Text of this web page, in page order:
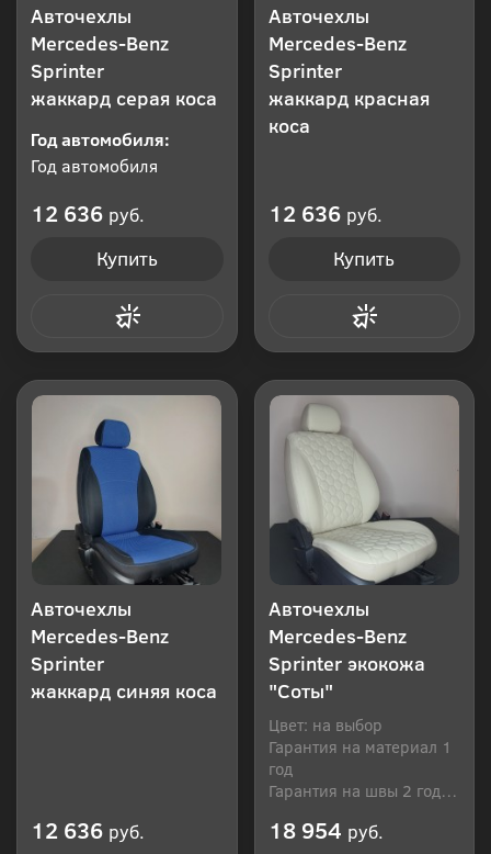
Авточехлы
Mercedes-Benz
Sprinter
жаккард серая коса
Год автомобиля:
Год автомобиля
12 636 руб.
Купить
Авточехлы
Mercedes-Benz
Sprinter
жаккард красная
коса
12 636 руб.
Купить
Авточехлы
Mercedes-Benz
Sprinter
жаккард синяя коса
12 636 руб.
Авточехлы
Mercedes-Benz
Sprinter экокожа
"Соты"
Цвет: на выбор
Гарантия на материал 1
год
Гарантия на швы 2 года
18 954 руб.